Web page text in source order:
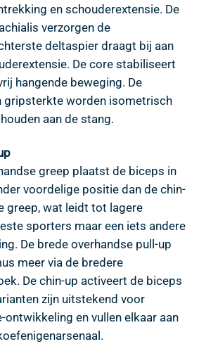
en schouderextensie. De
verzorgen de
deltaspier draagt bij aan
De core stabiliseert
hangende beweging. De
gripsterkte worden isometrisch
aan de stang.
greep plaatst de biceps in
voordelige positie dan de chin-
greep, wat leidt tot lagere
sporters maar een iets andere
De brede overhandse pull-up
meer via de bredere
De chin-up activeert de biceps
zijn uitstekend voor
ontwikkeling en vullen elkaar aan